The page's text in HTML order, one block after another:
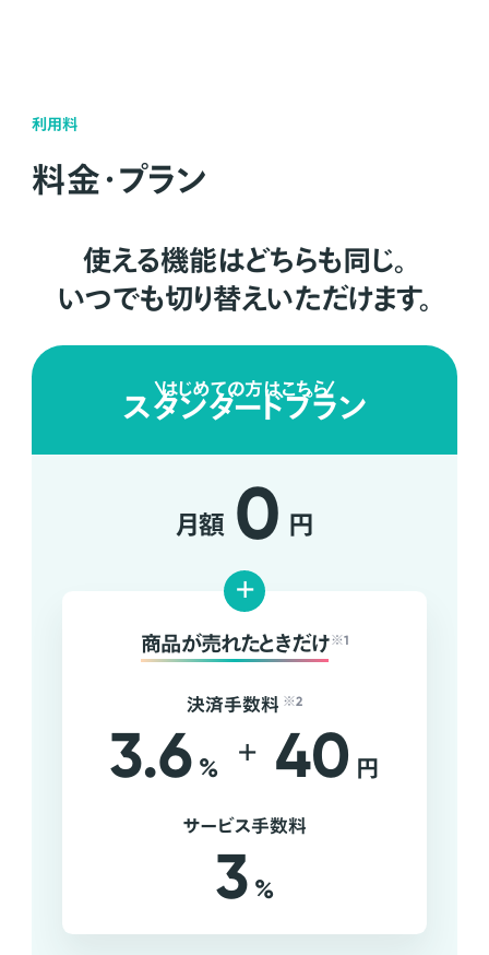
利用料
料金・プラン
使える機能はどちらも同じ。
いつでも切り替えいただけます。
はじめての方はこちら
スタンダードプラン
月額 0 円
+
商品が売れたときだけ ※1
決済手数料 ※2
3.6 % + 40 円
サービス手数料
3 %